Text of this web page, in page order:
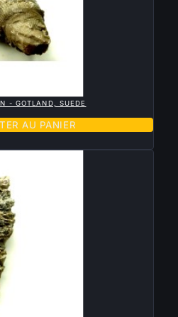
- GOTLAND, SUEDE
AU PANIER